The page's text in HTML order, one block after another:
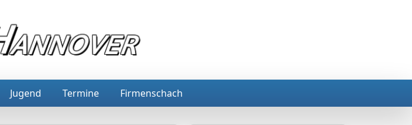
Jugend Termine Firmenschach